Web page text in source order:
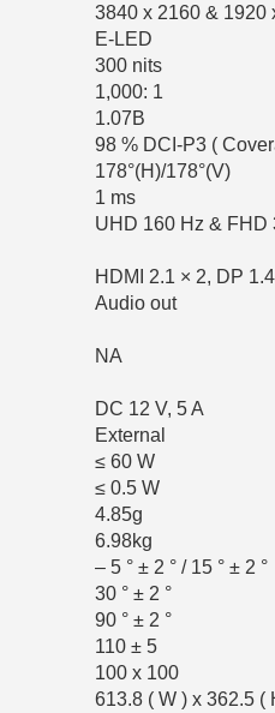
3840 x 2160 & 1920
E-LED
300 nits
1,000: 1
1.07B
98 % DCI-P3 (
178°(H)/178°(V)
1 ms
UHD 160 Hz & FHD
HDMI 2.1 × 2, DP
Audio out
NA
DC 12 V, 5 A
External
≤ 60 W
≤ 0.5 W
4.85g
6.98kg
– 5 ° ± 2 ° / 15 ° ± 2 °
30 ° ± 2 °
90 ° ± 2 °
110 ± 5
100 x 100
613.8 ( W ) x 362.5 (